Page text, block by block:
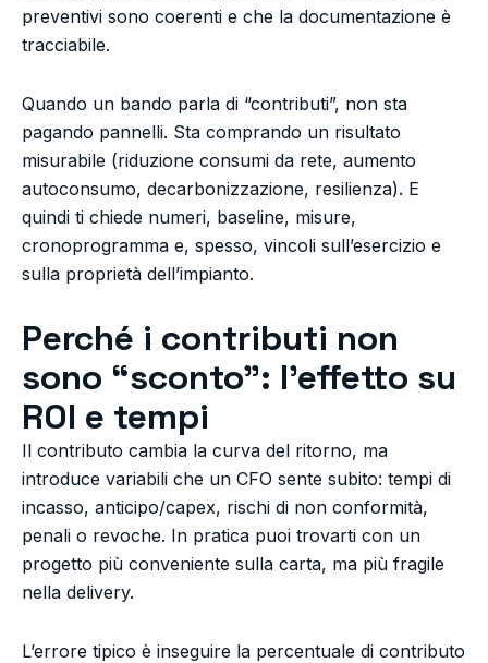
preventivi sono coerenti e che la documentazione è
tracciabile.
Quando un bando parla di “contributi”, non sta
pagando pannelli. Sta comprando un risultato
misurabile (riduzione consumi da rete, aumento
autoconsumo, decarbonizzazione, resilienza). E
quindi ti chiede numeri, baseline, misure,
cronoprogramma e, spesso, vincoli sull’esercizio e
sulla proprietà dell’impianto.
Perché i contributi non
sono “sconto”: l’effetto su
ROI e tempi
Il contributo cambia la curva del ritorno, ma
introduce variabili che un CFO sente subito: tempi di
incasso, anticipo/capex, rischi di non conformità,
penali o revoche. In pratica puoi trovarti con un
progetto più conveniente sulla carta, ma più fragile
nella delivery.
L’errore tipico è inseguire la percentuale di contributo